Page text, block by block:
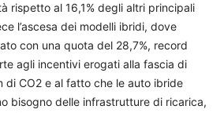
rispetto al 16,1% degli altri principali
l’ascesa dei modelli ibridi, dove
con una quota del 28,7%, record
agli incentivi erogati alla fascia di
di CO2 e al fatto che le auto ibride
bisogno delle infrastrutture di ricarica,